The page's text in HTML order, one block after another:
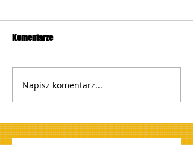
Komentarze
Napisz komentarz...